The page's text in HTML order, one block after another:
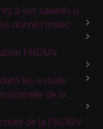
à vos salariés u...
donne rendez-
FNDMV :
les e-mails : ...
de la
de la FNDMV ...